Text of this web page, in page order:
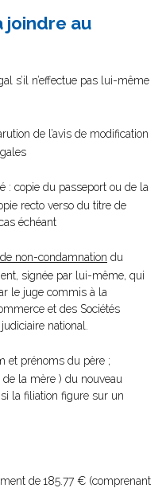
joindre au
s’il n’effectue pas lui-même
de l’avis de modification
: copie du passeport ou de la
recto verso du titre de
échéant
non-condamnation du
signée par lui-même, qui
le juge commis à la
et des Sociétés
national.
et prénoms du père ;
la mère ) du nouveau
la filiation figure sur un
de185.77 € (comprenant